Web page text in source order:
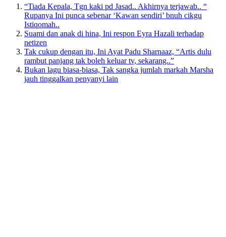
“Tiada Kepala, Tgn kaki pd Jasad.. Akhirnya terjawab.. “
Rupanya Ini punca sebenar ‘Kawan sendiri’ bnuh cikgu
Istiqomah..
Suami dan anak di hina, Ini respon Eyra Hazali terhadap
netizen
Tak cukup dengan itu, Ini Ayat Padu Sharnaaz, “Artis dulu
rambut panjang tak boleh keluar tv, sekarang..”
Bukan lagu biasa-biasa, Tak sangka jumlah markah Marsha
jauh tinggalkan penyanyi lain